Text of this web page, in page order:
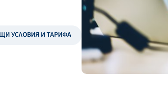
ДОКУМЕНТИ
УСЛОВИЯ И ТАРИФА